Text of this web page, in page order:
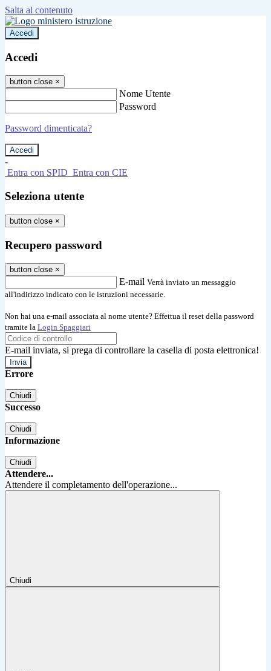
Salta al contenuto
Accedi
Accedi
button close ×
Nome Utente
Password
Password dimenticata?
-
Entra con SPID Entra con CIE
Seleziona utente
button close ×
Recupero password
button close ×
E-mail Verrà inviato un messaggio
all'indirizzo indicato con le istruzioni necessarie.
Non hai una e-mail associata al nome utente? Effettua il reset della password
tramite la Login Spaggiari
E-mail inviata, si prega di controllare la casella di posta elettronica!
Errore
Chiudi
Successo
Chiudi
Informazione
Chiudi
Attendere...
Attendere il completamento dell'operazione...
Chiudi